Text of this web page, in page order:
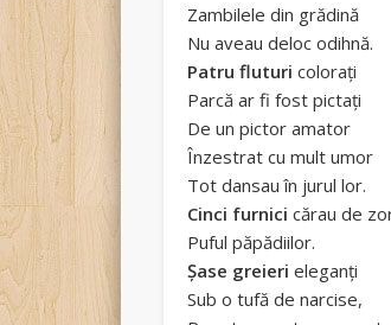
Zambilele din grădină
Nu aveau deloc odihnă.
Patru fluturi colorați
Parcă ar fi fost pictați
De un pictor amator
Înzestrat cu mult umor
Tot dansau în jurul lor.
Cinci furnici cărau de
Puful păpădiilor.
Șase greierieleganți
Sub o tufă de narcise,